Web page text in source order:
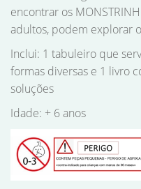
encontrar os
adultos, podem explorar
Inclui: 1 tabuleiro que
formas diversas e 1 livro
Idade: + 6 anos